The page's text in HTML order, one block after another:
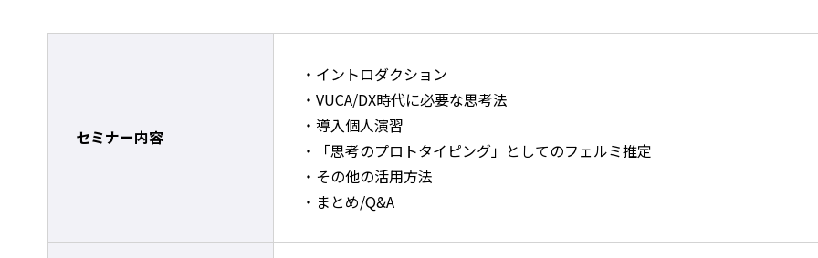
セミナー内容
・イントロダクション
・VUCA/DX時代に必要な思考法
・導入個人演習
・「思考のプロトタイピング」としてのフェルミ推定
・その他の活用方法
・まとめ/Q&A